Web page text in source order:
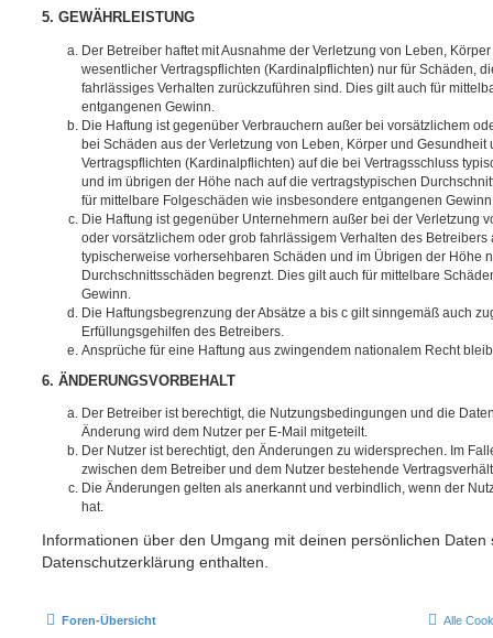
5. GEWÄHRLEISTUNG
Der Betreiber haftet mit Ausnahme der Verletzung von Leben,
wesentlicher Vertragspflichten (Kardinalpflichten) nur für Schäden,
fahrlässiges Verhalten zurückzuführen sind. Dies gilt auch für
entgangenen Gewinn.
Die Haftung ist gegenüber Verbrauchern außer bei vorsätzlichem
bei Schäden aus der Verletzung von Leben, Körper und
Vertragspflichten (Kardinalpflichten) auf die bei Vertragsschluss
und im übrigen der Höhe nach auf die vertragstypischen
für mittelbare Folgeschäden wie insbesondere entgangenen
Die Haftung ist gegenüber Unternehmern außer bei der Verletzung
oder vorsätzlichem oder grob fahrlässigem Verhalten des Betreibers
typischerweise vorhersehbaren Schäden und im Übrigen der Höhe
Durchschnittsschäden begrenzt. Dies gilt auch für mittelbare
Gewinn.
Die Haftungsbegrenzung der Absätze a bis c gilt sinngemäß auch
Erfüllungsgehilfen des Betreibers.
Ansprüche für eine Haftung aus zwingendem nationalem Recht
6. ÄNDERUNGSVORBEHALT
Der Betreiber ist berechtigt, die Nutzungsbedingungen und die
Änderung wird dem Nutzer per E-Mail mitgeteilt.
Der Nutzer ist berechtigt, den Änderungen zu widersprechen. Im
zwischen dem Betreiber und dem Nutzer bestehende
Die Änderungen gelten als anerkannt und verbindlich, wenn der
hat.
Informationen über den Umgang mit deinen persönlichen Daten
Datenschutzerklärung enthalten.
Foren-Übersicht Alle